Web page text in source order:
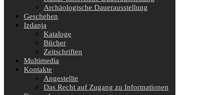
Archäologische Dauerausstellung
Geschehen
Izdanja
Kataloge
Bücher
Zeitschriften
Multimedia
Kontakte
Angestellte
Das Recht auf Zugang zu Informationen